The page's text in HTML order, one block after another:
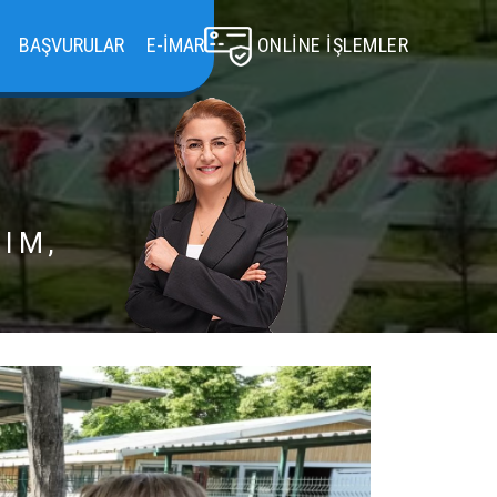
BAŞVURULAR E-İMAR ONLINE İŞLEMLER